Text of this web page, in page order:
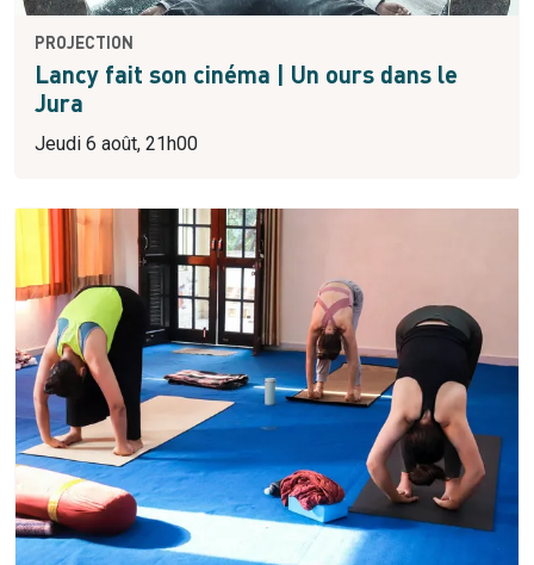
PROJECTION
Lancy fait son cinéma | Un ours dans le
Jura
Jeudi 6 août, 21h00